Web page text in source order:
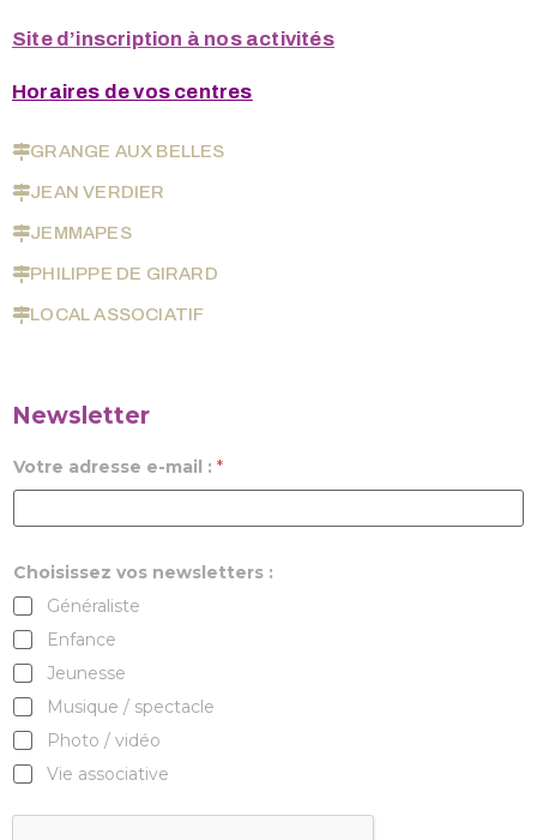
Site d’inscription à nos activités
Horaires de vos centres
GRANGE AUX BELLES
JEAN VERDIER
JEMMAPES
PHILIPPE DE GIRARD
LOCAL ASSOCIATIF
Newsletter
Votre adresse e-mail : *
Choisissez vos newsletters :
Généraliste
Enfance
Jeunesse
Musique / spectacle
Photo / vidéo
Vie associative